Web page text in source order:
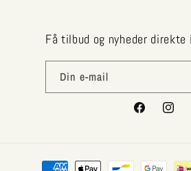
Få tilbud og nyheder direkte
Din e-mail
Facebook
Betalingsmetoder